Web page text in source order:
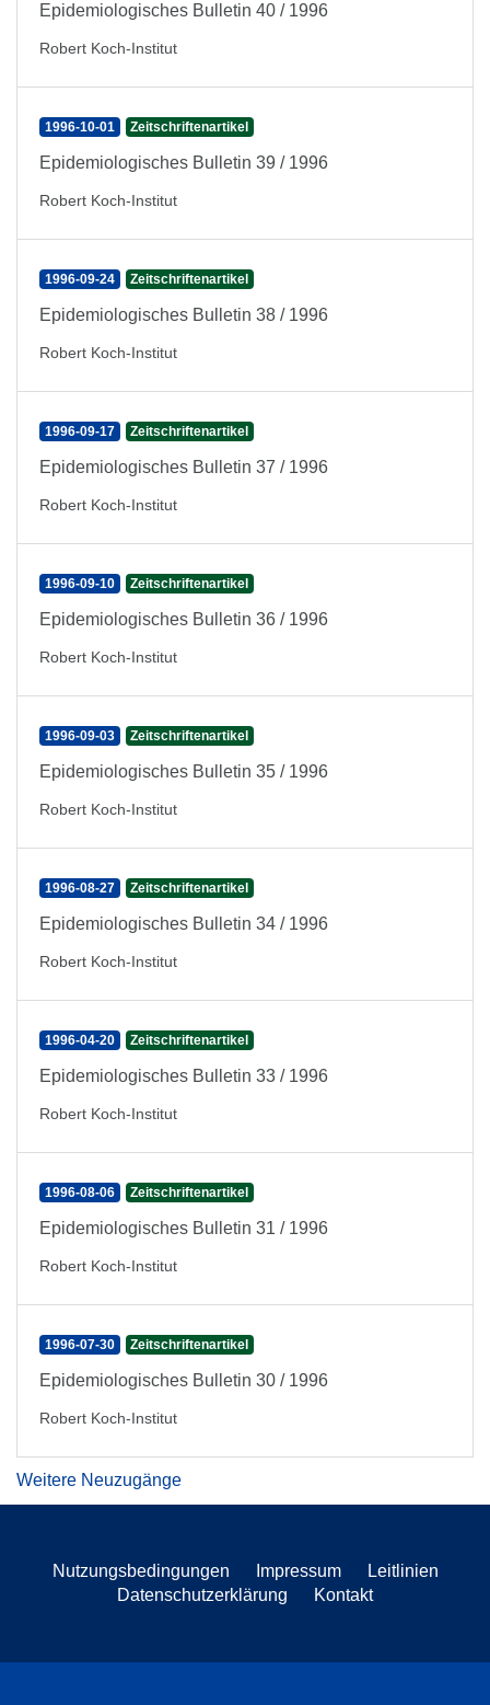
Epidemiologisches Bulletin 40 / 1996
Robert Koch-Institut
1996-10-01 Zeitschriftenartikel
Epidemiologisches Bulletin 39 / 1996
Robert Koch-Institut
1996-09-24 Zeitschriftenartikel
Epidemiologisches Bulletin 38 / 1996
Robert Koch-Institut
1996-09-17 Zeitschriftenartikel
Epidemiologisches Bulletin 37 / 1996
Robert Koch-Institut
1996-09-10 Zeitschriftenartikel
Epidemiologisches Bulletin 36 / 1996
Robert Koch-Institut
1996-09-03 Zeitschriftenartikel
Epidemiologisches Bulletin 35 / 1996
Robert Koch-Institut
1996-08-27 Zeitschriftenartikel
Epidemiologisches Bulletin 34 / 1996
Robert Koch-Institut
1996-04-20 Zeitschriftenartikel
Epidemiologisches Bulletin 33 / 1996
Robert Koch-Institut
1996-08-06 Zeitschriftenartikel
Epidemiologisches Bulletin 31 / 1996
Robert Koch-Institut
1996-07-30 Zeitschriftenartikel
Epidemiologisches Bulletin 30 / 1996
Robert Koch-Institut
Weitere Neuzugänge
Nutzungsbedingungen Impressum
Leitlinien
Datenschutzerklärung
Kontakt